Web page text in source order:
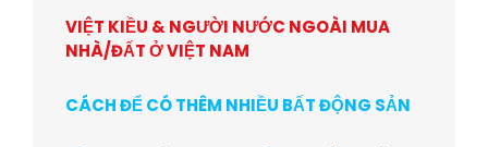
VIỆT KIỀU & NGƯỜI NƯỚC NGOÀI MUA
NHÀ/ĐẤT Ở VIỆT NAM
CÁCH ĐỂ CÓ THÊM NHIỀU BẤT ĐỘNG SẢN